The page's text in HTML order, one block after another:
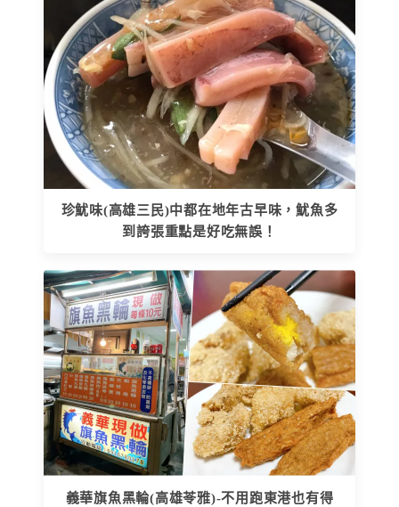
珍魷味(高雄三民)中都在地年古早味，魷魚多
到誇張重點是好吃無誤！
義華旗魚黑輪(高雄苓雅)-不用跑東港也有得